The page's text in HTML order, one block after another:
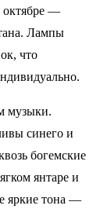
октябре —
Лампы
что
музыки.
синего и
богемские
янтаре и
яркие тона —